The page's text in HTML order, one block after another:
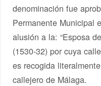
denominación fue
Permanente Municipal
alusión a la: “Esposa
(1530-32) por cuya
es recogida
callejero de Málaga.